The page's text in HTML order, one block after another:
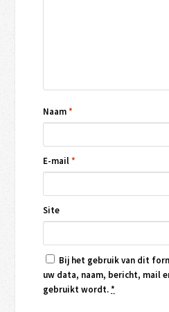
Naam*
E-mail*
Site
Bij het gebruik van dit
uw data, naam, bericht, mail
gebruikt wordt.*